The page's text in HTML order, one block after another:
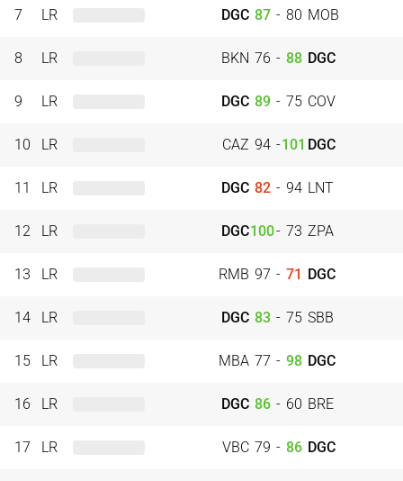
7 LR DGC 87 - 80 MOB
8 LR BKN 76 - 88 DGC
9 LR DGC 89 - 75 COV
10 LR CAZ 94 -101 DGC
11 LR DGC 82 - 94 LNT
12 LR DGC100- 73 ZPA
13 LR RMB 97 - 71 DGC
14 LR DGC 83 - 75 SBB
15 LR MBA 77 - 98 DGC
16 LR DGC 86 - 60 BRE
17 LR VBC 79 - 86 DGC